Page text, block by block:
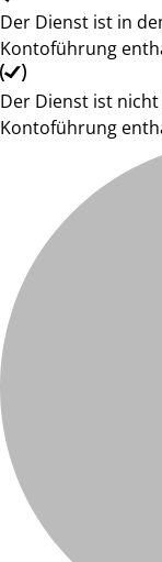
Der Dienst ist in
Kontoführung
Der Dienst ist
Kontoführung